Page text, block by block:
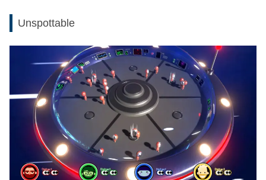
Unspottable